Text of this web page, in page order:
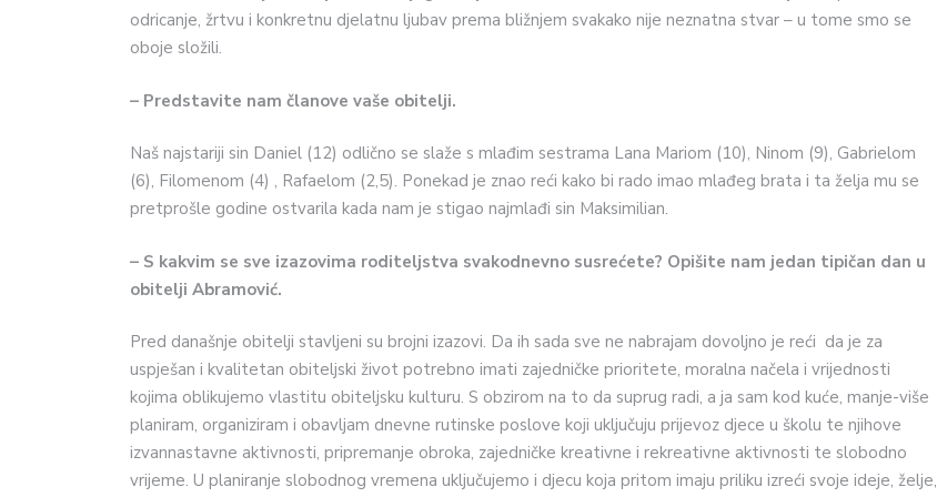
odricanje, žrtvu i konkretnu djelatnu ljubav prema bližnjem svakako nije neznatna stvar – u tome smo se
oboje složili.
– Predstavite nam članove vaše obitelji.
Naš najstariji sin Daniel (12) odlično se slaže s mlađim sestrama Lana Mariom (10), Ninom (9), Gabrielom
(6), Filomenom (4) , Rafaelom (2,5). Ponekad je znao reći kako bi rado imao mlađeg brata i ta želja mu se
pretprošle godine ostvarila kada nam je stigao najmlađi sin Maksimilian.
– S kakvim se sve izazovima roditeljstva svakodnevno susrećete? Opišite nam jedan tipičan dan u
obitelji Abramović.
Pred današnje obitelji stavljeni su brojni izazovi. Da ih sada sve ne nabrajam dovoljno je reći da je za
uspješan i kvalitetan obiteljski život potrebno imati zajedničke prioritete, moralna načela i vrijednosti
kojima oblikujemo vlastitu obiteljsku kulturu. S obzirom na to da suprug radi, a ja sam kod kuće, manje-više
planiram, organiziram i obavljam dnevne rutinske poslove koji uključuju prijevoz djece u školu te njihove
izvannastavne aktivnosti, pripremanje obroka, zajedničke kreativne i rekreativne aktivnosti te slobodno
vrijeme. U planiranje slobodnog vremena uključujemo i djecu koja pritom imaju priliku izreći svoje ideje, želje,